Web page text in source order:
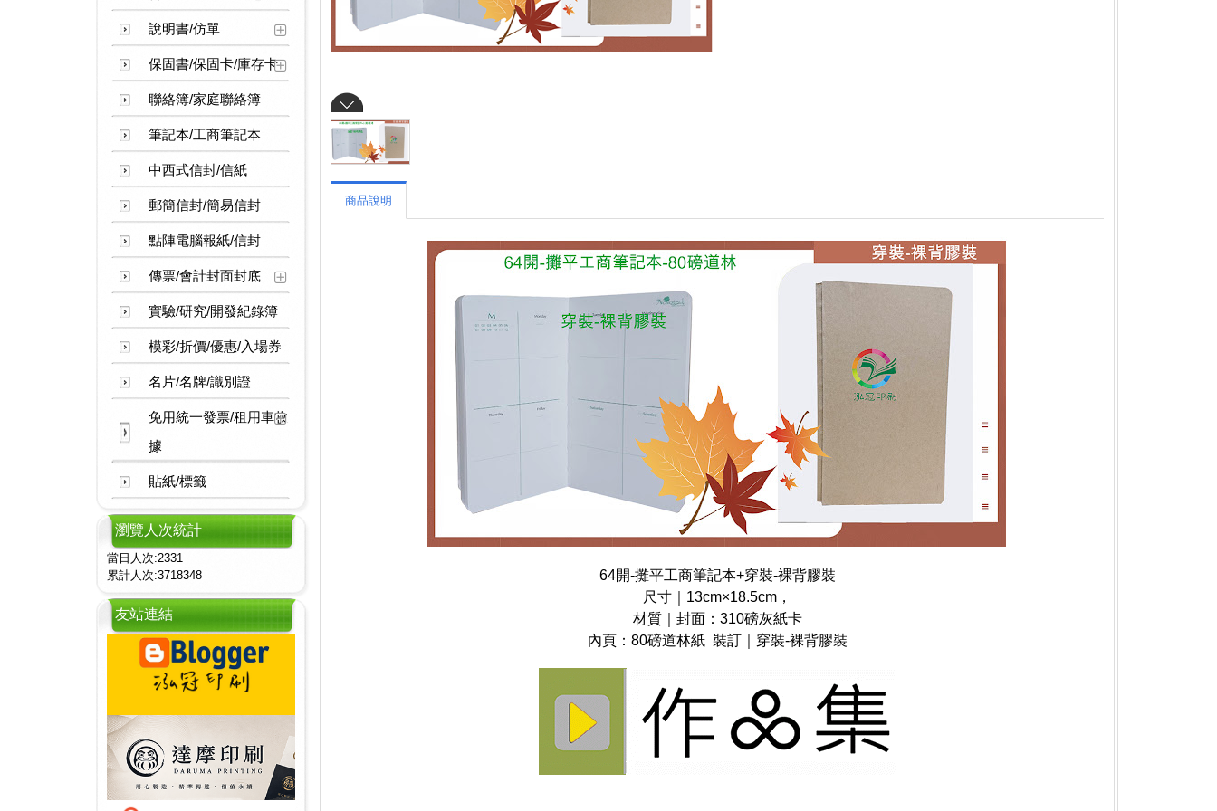
說明書/仿單
保固書/保固卡/庫存卡
聯絡簿/家庭聯絡簿
筆記本/工商筆記本
中西式信封/信紙
郵簡信封/簡易信封
點陣電腦報紙/信封
傳票/會計封面封底
實驗/研究/開發紀錄簿
模彩/折價/優惠/入場券
名片/名牌/識別證
免用統一發票/租用車收
據
貼紙/標籤
瀏覽人次統計
當日人次:2331
累計人次:3718348
友站連結
商品說明
64開-攤平工商筆記本+穿裝-裸背膠裝
尺寸｜13cm×18.5cm，
材質｜封面：310磅灰紙卡
內頁：80磅道林紙 裝訂｜穿裝-裸背膠裝